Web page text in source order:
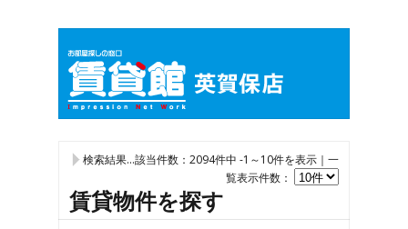
検索結果…該当件数： 2094件中 -1～10件を表示｜一
覧表示件数：
賃貸物件を探す